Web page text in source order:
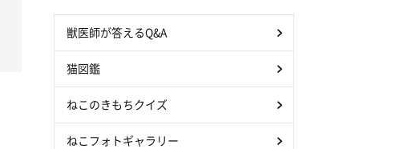
獣医師が答えるQ&A
猫図鑑
ねこのきもちクイズ
ねこフォトギャラリー